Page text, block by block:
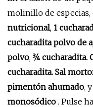
molinillo de
nutricional, 1
cucharadita polvo de
polvo, ¾ cucharadita.
cucharadita. Sal
pimentón ahumado, y
monosódico . Pulse